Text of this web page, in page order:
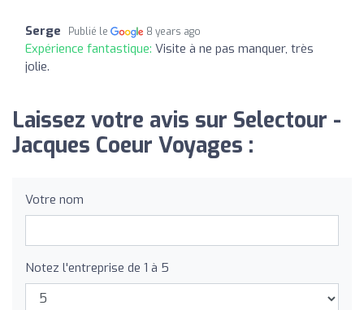
Serge Publié le 8 years ago
Expérience fantastique: Visite à ne pas manquer, très
jolie.
Laissez votre avis sur Selectour -
Jacques Coeur Voyages :
Votre nom
Notez l'entreprise de 1 à 5